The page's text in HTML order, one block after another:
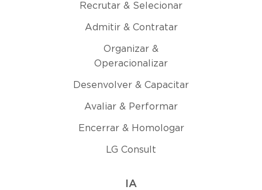
Recrutar & Selecionar
Admitir & Contratar
Organizar &
Operacionalizar
Desenvolver & Capacitar
Avaliar & Performar
Encerrar & Homologar
LG Consult
IA